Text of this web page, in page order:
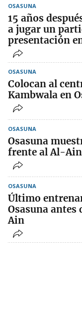
OSASUNA
15 años
a jugar un
presentación
OSASUNA
Colocan al
Kambwala en
OSASUNA
Osasuna
frente al Al-Ain
OSASUNA
Último
Osasuna
Ain